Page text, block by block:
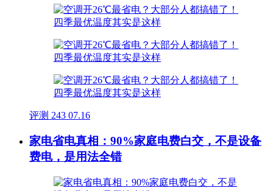
评测 243 07.16
家电省电真相：90%家庭电费白交，不是设备
费电，是用法全错